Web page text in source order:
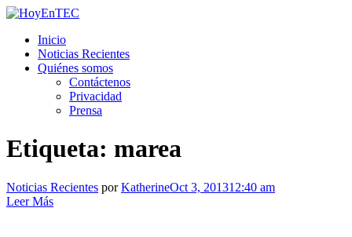
Saltar
contenido.
Inicio
Noticias Recientes
Quiénes somos
Contáctenos
Privacidad
Prensa
Etiqueta: marea
Noticias Recientes porKatherineOct 3, 201312:40 am
Leer Más